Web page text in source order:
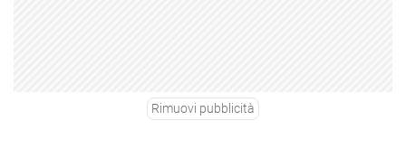
Rimuovi pubblicità